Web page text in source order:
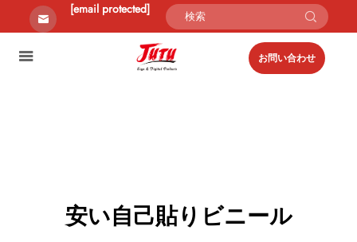
[email protected]
お問い合わせ
安い自己貼りビニール